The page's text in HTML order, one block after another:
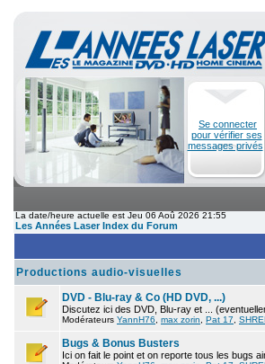
Se connecter
pour vérifier ses
messages privés
La date/heure actuelle est Jeu 06 Aoû 2026 21:55
Les Années Laser Index du Forum
Productions audio-visuelles
DVD - Blu-ray & Co (HD DVD, ...)
Discutez ici des DVD, Blu-ray et ...
Modérateurs YannH76 max zorin Pat 17
Bugs & Bonus Busters
Ici on fait le point et on reporte tous les bugs